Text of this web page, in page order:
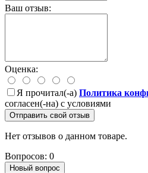
Ваш отзыв:
Оценка:
Я прочитал(-а) Политика
согласен(-на) с условиями
Отправить свой отзыв
Нет отзывов о данном товаре.
Вопросов: 0
Новый вопрос